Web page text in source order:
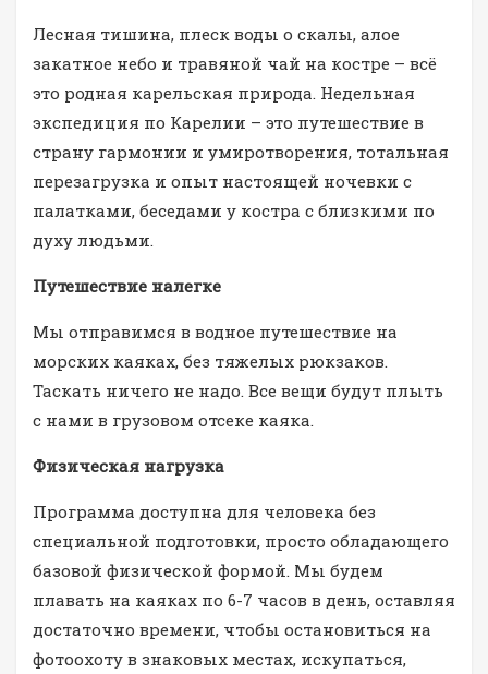
Лесная тишина, плеск воды о скалы, алое
закатное небо и травяной чай на костре – всё
это родная карельская природа. Недельная
экспедиция по Карелии – это путешествие в
страну гармонии и умиротворения, тотальная
перезагрузка и опыт настоящей ночевки с
палатками, беседами у костра с близкими по
духу людьми.
Путешествие налегке
Мы отправимся в водное путешествие на
морских каяках, без тяжелых рюкзаков.
Таскать ничего не надо. Все вещи будут плыть
с нами в грузовом отсеке каяка.
Физическая нагрузка
Программа доступна для человека без
специальной подготовки, просто обладающего
базовой физической формой. Мы будем
плавать на каяках по 6-7 часов в день, оставляя
достаточно времени, чтобы остановиться на
фотоохоту в знаковых местах, искупаться,